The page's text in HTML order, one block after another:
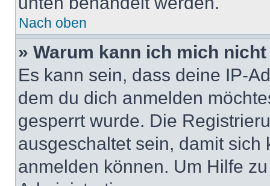
Nach oben
» Warum kann ich mich
Es kann sein, dass deine IP-
dem du dich anmelden
gesperrt wurde. Die
ausgeschaltet sein, damit
anmelden können. Um Hilfe